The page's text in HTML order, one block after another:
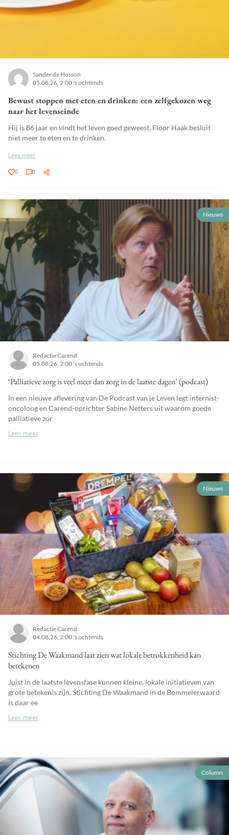
Sander de Hosson
05.08.26, 2:00 's ochtends
Bewust stoppen met eten en drinken: een zelfgekozen weg
naar het levenseinde
Hij is 86 jaar en vindt het leven goed geweest. Floor Haak besluit
niet meer te eten en te drinken.
Lees meer
0 0
Nieuws
Redactie Carend
05.08.26, 2:00 's ochtends
‘Palliatieve zorg is veel meer dan zorg in de laatste dagen’ (podcast)
In een nieuwe aflevering van De Podcast van je Leven legt internist-
oncoloog en Carend-oprichter Sabine Netters uit waarom goede
palliatieve zor
Lees meer
Nieuws
Redactie Carend
04.08.26, 2:00 's ochtends
Stichting De Waakmand laat zien wat lokale betrokkenheid kan
betekenen
Juist in de laatste levensfase kunnen kleine, lokale initiatieven van
grote betekenis zijn. Stichting De Waakmand in de Bommelerwaard
is daar ee
Lees meer
Column